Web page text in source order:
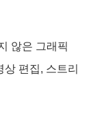
않은 그래픽
상 편집, 스트리